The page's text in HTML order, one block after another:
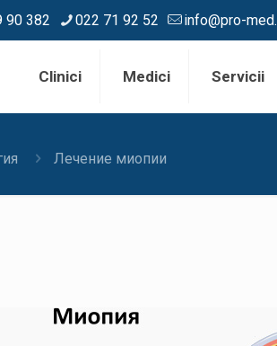
90 382 022 71 92 52 info@pro-
Clinici Medici Servicii
Лечение миопии